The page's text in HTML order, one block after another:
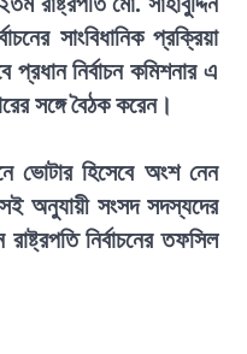
সাংবিধানিক প্রক্রিয়া
নির্বাচন কমিশনার এ
সঙ্গে বৈঠক করেন।
ভোটার হিসেবে অংশ নেন
অনুযায়ী সংসদ সদস্যদের
নির্বাচনের তফসিল